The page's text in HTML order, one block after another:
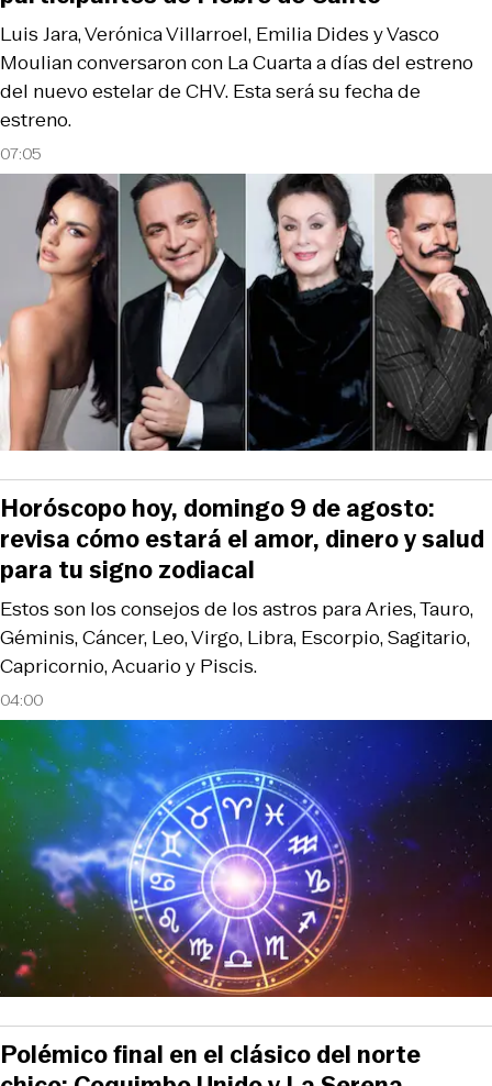
07:05
Luis Jara, Verónica Villarroel, Emilia Dides y Vasco
Moulian conversaron con La Cuarta a días del estreno
del nuevo estelar de CHV. Esta será su fecha de
estreno.
04:00
Estos son los consejos de los astros para Aries, Tauro,
Géminis, Cáncer, Leo, Virgo, Libra, Escorpio, Sagitario,
Capricornio, Acuario y Piscis.
Horóscopo hoy, domingo 9 de agosto:
revisa cómo estará el amor, dinero y salud
para tu signo zodiacal
Polémico final en el clásico del norte